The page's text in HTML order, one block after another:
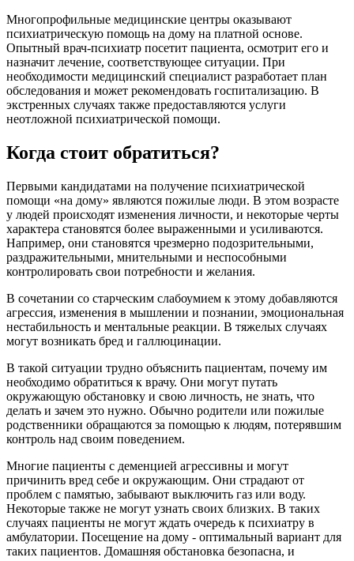
Многопрофильные медицинские центры оказывают
психиатрическую помощь на дому на платной основе.
Опытный врач-психиатр посетит пациента, осмотрит его и
назначит лечение, соответствующее ситуации. При
необходимости медицинский специалист разработает план
обследования и может рекомендовать госпитализацию. В
экстренных случаях также предоставляются услуги
неотложной психиатрической помощи.
Когда стоит обратиться?
Первыми кандидатами на получение психиатрической
помощи «на дому» являются пожилые люди. В этом возрасте
у людей происходят изменения личности, и некоторые черты
характера становятся более выраженными и усиливаются.
Например, они становятся чрезмерно подозрительными,
раздражительными, мнительными и неспособными
контролировать свои потребности и желания.
В сочетании со старческим слабоумием к этому добавляются
агрессия, изменения в мышлении и познании, эмоциональная
нестабильность и ментальные реакции. В тяжелых случаях
могут возникать бред и галлюцинации.
В такой ситуации трудно объяснить пациентам, почему им
необходимо обратиться к врачу. Они могут путать
окружающую обстановку и свою личность, не знать, что
делать и зачем это нужно. Обычно родители или пожилые
родственники обращаются за помощью к людям, потерявшим
контроль над своим поведением.
Многие пациенты с деменцией агрессивны и могут
причинить вред себе и окружающим. Они страдают от
проблем с памятью, забывают выключить газ или воду.
Некоторые также не могут узнать своих близких. В таких
случаях пациенты не могут ждать очередь к психиатру в
амбулатории. Посещение на дому - оптимальный вариант для
таких пациентов. Домашняя обстановка безопасна, и